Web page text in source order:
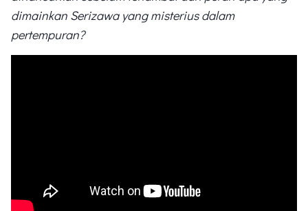
dimainkan Serizawa yang misterius dalam
pertempuran?